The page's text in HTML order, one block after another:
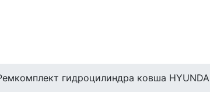
гидроцилиндра ковша